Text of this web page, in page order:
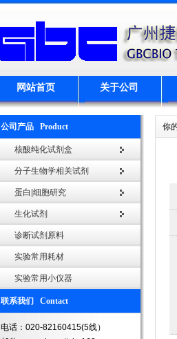
网站首页 关于公司
公司产品 Product
核酸纯化试剂盒
分子生物学相关试剂
蛋白|细胞研究
生化试剂
诊断试剂原料
实验常用耗材
实验常用小仪器
联系我们 Contact
电话：020-82160415(5线）
你